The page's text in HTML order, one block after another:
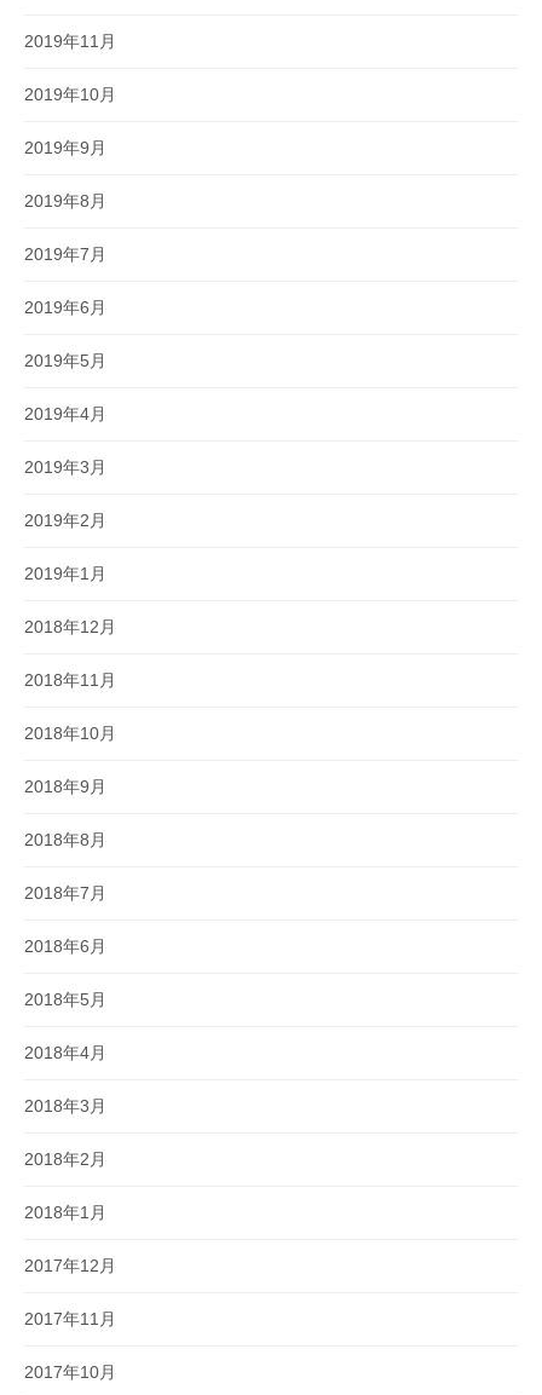
2019年11月
2019年10月
2019年9月
2019年8月
2019年7月
2019年6月
2019年5月
2019年4月
2019年3月
2019年2月
2019年1月
2018年12月
2018年11月
2018年10月
2018年9月
2018年8月
2018年7月
2018年6月
2018年5月
2018年4月
2018年3月
2018年2月
2018年1月
2017年12月
2017年11月
2017年10月